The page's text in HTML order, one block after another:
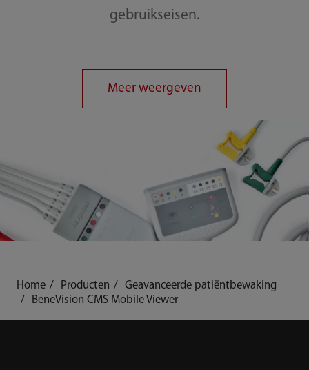
gebruikseisen.
Meer weergeven
Home Producten
Geavanceerde patiëntbewaking
BeneVision CMS Mobile Viewer